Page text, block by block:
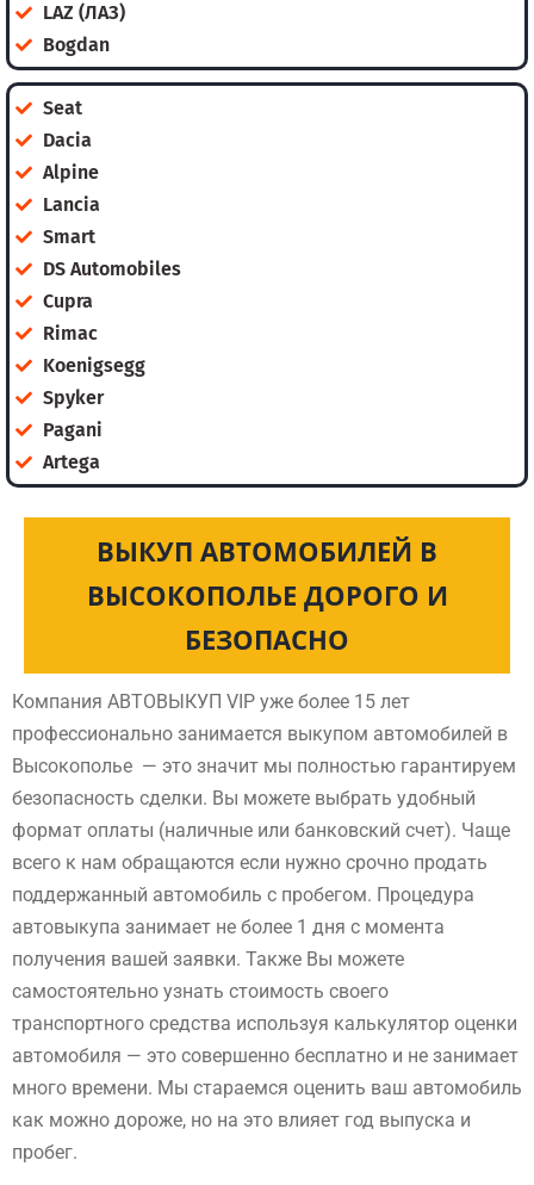
LAZ (ЛАЗ)
Bogdan
Seat
Dacia
Alpine
Lancia
Smart
DS Automobiles
Cupra
Rimac
Koenigsegg
Spyker
Pagani
Artega
ВЫКУП АВТОМОБИЛЕЙ В
ВЫСОКОПОЛЬЕ ДОРОГО И
БЕЗОПАСНО
Компания АВТОВЫКУП VIP уже более 15 лет
профессионально занимается выкупом автомобилей в
Высокополье — это значит мы полностью гарантируем
безопасность сделки. Вы можете выбрать удобный
формат оплаты (наличные или банковский счет). Чаще
всего к нам обращаются если нужно срочно продать
поддержанный автомобиль с пробегом. Процедура
автовыкупа занимает не более 1 дня с момента
получения вашей заявки. Также Вы можете
самостоятельно узнать стоимость своего
транспортного средства используя калькулятор оценки
автомобиля — это совершенно бесплатно и не занимает
много времени. Мы стараемся оценить ваш автомобиль
как можно дороже, но на это влияет год выпуска и
пробег.